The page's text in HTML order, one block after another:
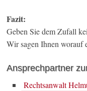
Fazit:
Geben Sie dem Zufall
Wir sagen Ihnen worauf
Ansprechpartner
Rechtsanwalt